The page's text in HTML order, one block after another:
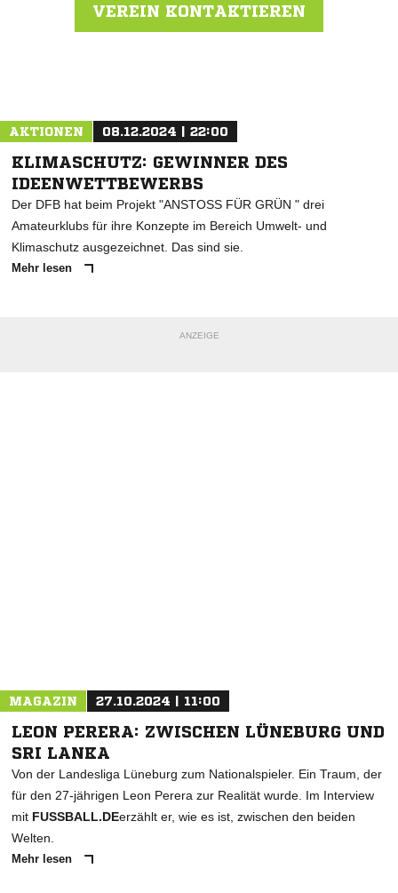
VEREIN KONTAKTIEREN
AKTIONEN 08.12.2024 | 22:00
KLIMASCHUTZ: GEWINNER DES
IDEENWETTBEWERBS
Der DFB hat beim Projekt "ANSTOSS FÜR GRÜN " drei
Amateurklubs für ihre Konzepte im Bereich Umwelt- und
Klimaschutz ausgezeichnet. Das sind sie.
Mehr lesen
ANZEIGE
MAGAZIN 27.10.2024 | 11:00
LEON PERERA: ZWISCHEN LÜNEBURG UND
SRI LANKA
Von der Landesliga Lüneburg zum Nationalspieler. Ein Traum, der
für den 27-jährigen Leon Perera zur Realität wurde. Im Interview
mit FUSSBALL.DEerzählt er, wie es ist, zwischen den beiden
Welten.
Mehr lesen